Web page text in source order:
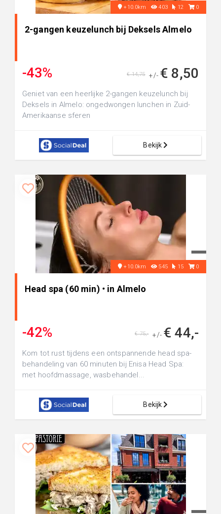
+10.0km 403 12 0
2-gangen keuzelunch bij Deksels Almelo
-43% +/- € 8,50
€ 14,75
Geniet van een heerlijke 2-gangen keuzelunch bij
Deksels in Almelo: ongedwongen lunchen in Zuid-
Amerikaanse sferen
Bekijk
+10.0km 545 15 0
Head spa (60 min) • in Almelo
-42% +/- € 44,-
€ 75,-
Kom tot rust tijdens een ontspannende head spa-
behandeling van 60 minuten bij Enisa Head Spa:
met hoofdmassage, wasbehandel...
Bekijk